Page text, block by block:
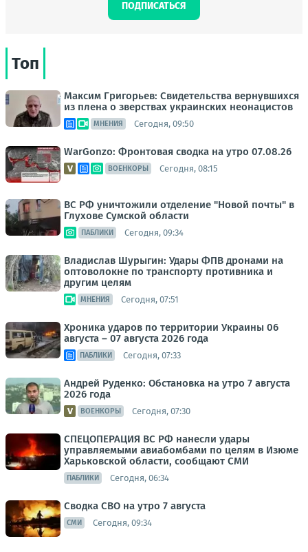
ПОДПИСАТЬСЯ
Топ
Максим Григорьев: Свидетельства вернувшихся
из плена о зверствах украинских неонацистов
МНЕНИЯ Сегодня, 09:50
WarGonzo: Фронтовая сводка на утро 07.08.26
ВОЕНКОРЫ Сегодня, 08:15
ВС РФ уничтожили отделение "Новой почты" в
Глухове Сумской области
ПАБЛИКИ Сегодня, 09:34
Владислав Шурыгин: Удары ФПВ дронами на
оптоволокне по транспорту противника и
другим целям
МНЕНИЯ Сегодня, 07:51
Хроника ударов по территории Украины 06
августа – 07 августа 2026 года
ПАБЛИКИ Сегодня, 07:33
Андрей Руденко: Обстановка на утро 7 августа
2026 года
ВОЕНКОРЫ Сегодня, 07:30
СПЕЦОПЕРАЦИЯ ВС РФ нанесли удары
управляемыми авиабомбами по целям в Изюме
Харьковской области, сообщают СМИ
ПАБЛИКИ Сегодня, 06:34
Сводка СВО на утро 7 августа
СМИ Сегодня, 09:34